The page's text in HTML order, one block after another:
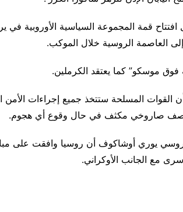
قمة المجموعة السياسية الأوروبية في
العاصمة الروسية خلال الموكب.
موسكو” كما يعتقد الكرملين.
القوات المسلحة ستتخذ جميع إجراءات الأمن
صاروخي مكثف في حال وقوع أي هجوم.
يوري أوشاكوف أن روسيا وافقت على
مع الجانب الأوكراني.